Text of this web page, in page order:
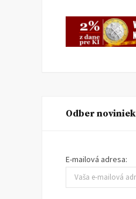
Odber noviniek
E-mailová adresa: